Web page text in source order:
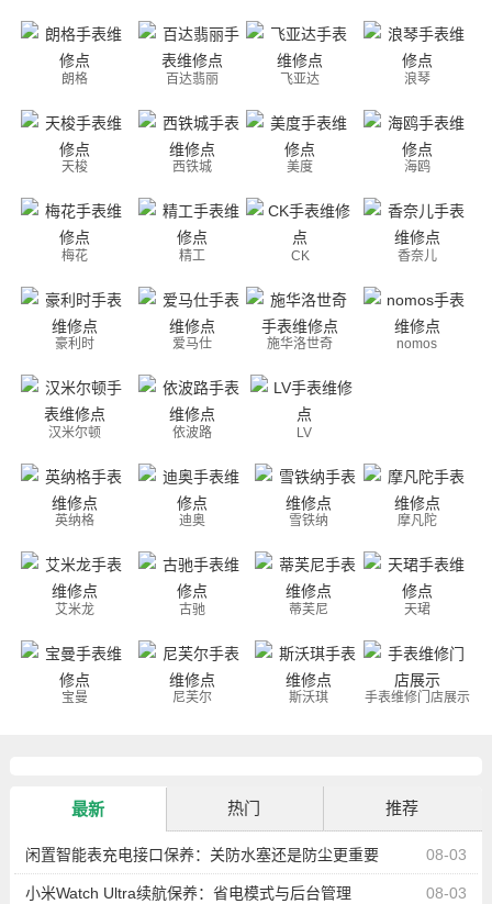
朗格 百达翡丽 飞亚达 浪琴
天梭 西铁城 美度 海鸥
梅花 精工 CK 香奈儿
豪利时 爱马仕 施华洛世奇 nomos
汉米尔顿 依波路 LV
英纳格 迪奥 雪铁纳 摩凡陀
艾米龙 古驰 蒂芙尼 天珺
宝曼 尼芙尔 斯沃琪 手表维修门店展示
最新 热门 推荐
08-03
闲置智能表充电接口保养：关防水塞还是防尘更重要
08-03
小米Watch Ultra续航保养：省电模式与后台管理